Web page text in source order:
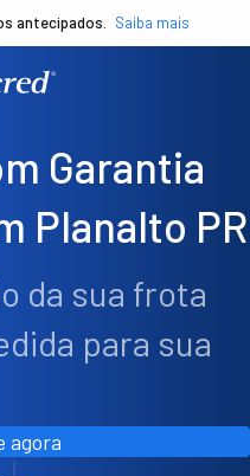
antecipados. Saiba mais
Garantia
Planalto PR
da sua frota
para sua
agora